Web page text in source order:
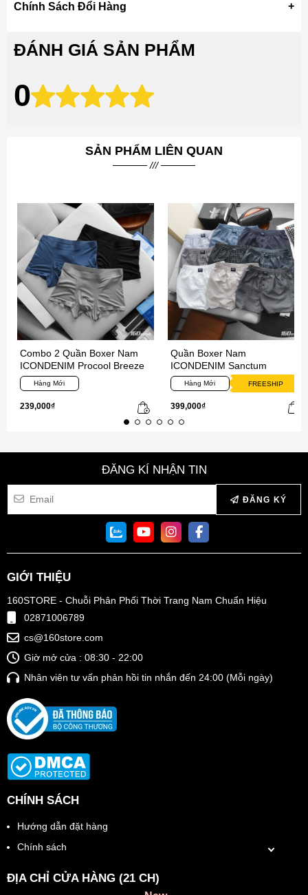
Chính Sách Đổi Hàng
ĐÁNH GIÁ SẢN PHẨM
0
SẢN PHẨM LIÊN QUAN
Combo 2 Quần Boxer Nam
ICONDENIM Procool Breeze
Hàng Mới
239,000₫
Quần Boxer Nam
ICONDENIM Sanctum
Hàng Mới FREESHIP
399,000₫
ĐĂNG KÍ NHẬN TIN
ĐĂNG KÝ
GIỚI THIỆU
160STORE - Chuỗi Phân Phối Thời Trang Nam Chuẩn Hiệu
02871006789
cs@160store.com
Giờ mở cửa : 08:30 - 22:00
Nhân viên tư vấn phản hồi tin nhắn đến 24:00 (Mỗi ngày)
CHÍNH SÁCH
Hướng dẫn đặt hàng
Chính sách
ĐỊA CHỈ CỬA HÀNG (21 CH)